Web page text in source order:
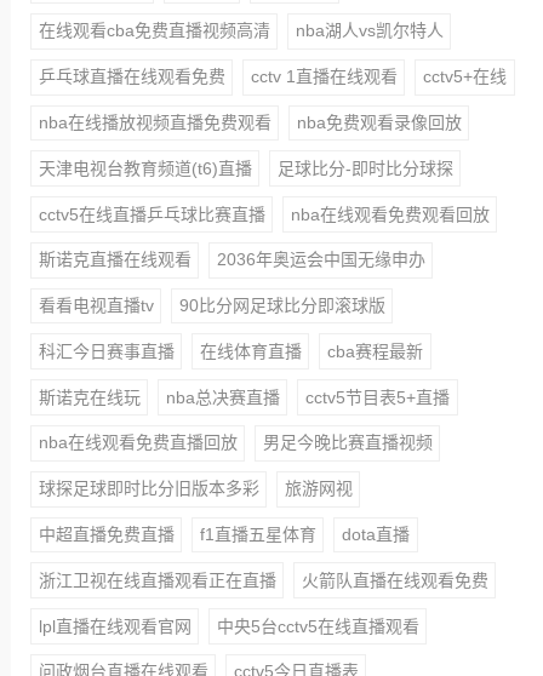
在线观看cba免费直播视频高清 nba湖人vs凯尔特人
乒乓球直播在线观看免费 cctv 1直播在线观看 cctv5+在线
nba在线播放视频直播免费观看 nba免费观看录像回放
天津电视台教育频道(t6)直播 足球比分-即时比分球探
cctv5在线直播乒乓球比赛直播 nba在线观看免费观看回放
斯诺克直播在线观看 2036年奥运会中国无缘申办
看看电视直播tv 90比分网足球比分即滚球版
科汇今日赛事直播 在线体育直播 cba赛程最新
斯诺克在线玩 nba总决赛直播 cctv5节目表5+直播
nba在线观看免费直播回放 男足今晚比赛直播视频
球探足球即时比分旧版本多彩 旅游网视
中超直播免费直播 f1直播五星体育 dota直播
浙江卫视在线直播观看正在直播 火箭队直播在线观看免费
lpl直播在线观看官网 中央5台cctv5在线直播观看
问政烟台直播在线观看 cctv5今日直播表